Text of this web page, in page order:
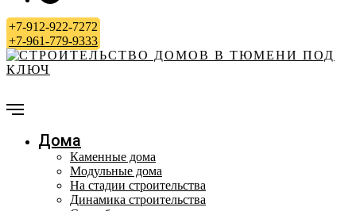
+7-912-922-7272
+7-961-779-9333
Дома
Каменные дома
Модульные дома
На стадии строительства
Динамика строительства